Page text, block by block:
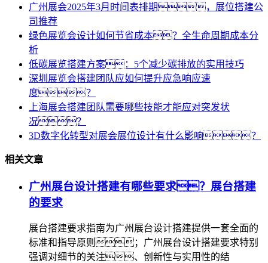
广州展会2025年3月时间表排期，展位搭建公
司推荐
绿色展览会设计如何节省成本？全生命周期成本分
析
低碳展览搭建方案：5个减少碳排放的实用技巧
深圳展览会搭建团队应如何提升应急响应速
度？
上海展会搭建团队需要哪些技能才能应对突发状
况？
3D数字化转型对展会展位设计有什么影响？
相关文章
广州展台设计搭建有哪些要求？展台搭建
的要求
展台搭建要求指南为广州展台设计搭建提供一套全面的
标准和指导原则；广州展台设计搭建要求特别
强调对细节的关注、创新性与实用性的结